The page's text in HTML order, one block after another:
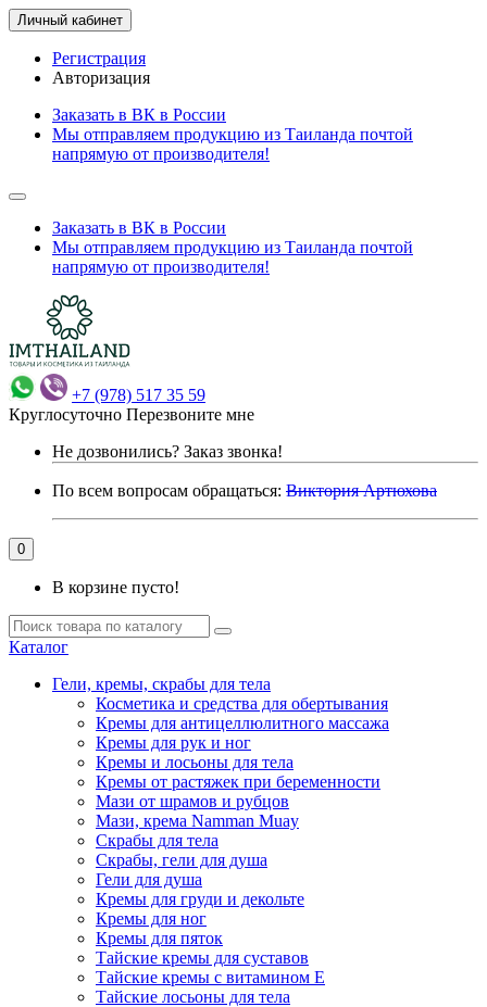
Личный кабинет
Регистрация
Авторизация
Заказать в ВК в России
Мы отправляем продукцию из Таиланда почтой
напрямую от производителя!
Заказать в ВК в России
Мы отправляем продукцию из Таиланда почтой
напрямую от производителя!
+7 (978) 517 35 59
Круглосуточно Перезвоните мне
Не дозвонились? Заказ звонка!
По всем вопросам обращаться: Виктория Артюхова
0
В корзине пусто!
Каталог
Гели, кремы, скрабы для тела
Косметика и средства для обертывания
Кремы для антицеллюлитного массажа
Кремы для рук и ног
Кремы и лосьоны для тела
Кремы от растяжек при беременности
Мази от шрамов и рубцов
Мази, крема Namman Muay
Скрабы для тела
Скрабы, гели для душа
Гели для душа
Кремы для груди и декольте
Кремы для ног
Кремы для пяток
Тайские кремы для суставов
Тайские кремы с витамином Е
Тайские лосьоны для тела